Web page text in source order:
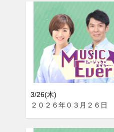
3/26(木)
２０２６年０３月２６日